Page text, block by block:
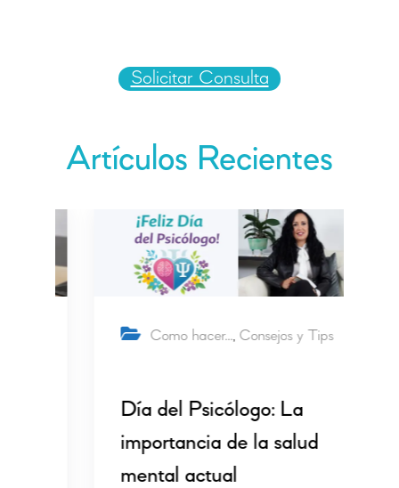
Solicitar Consulta
Artículos Recientes
Como hacer…,Consejos y Tips
Día del Psicólogo: La
importancia de la salud
mental actual